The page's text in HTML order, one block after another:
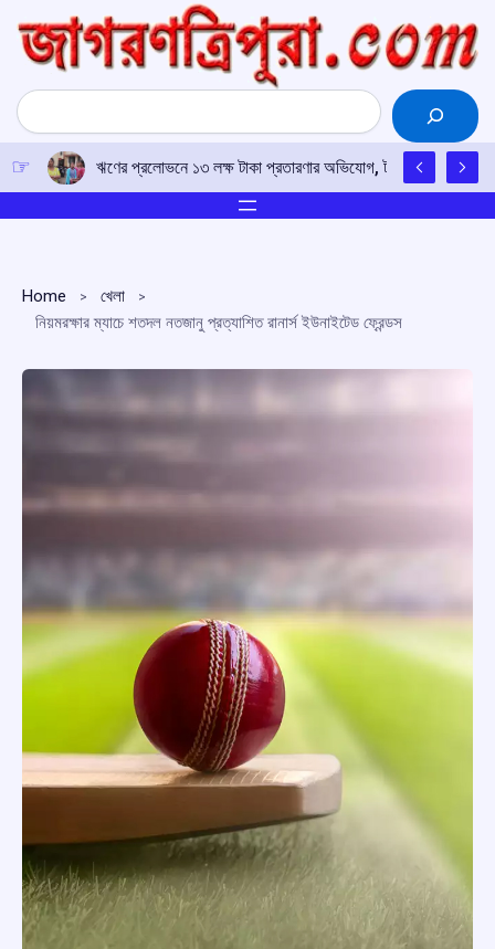
content
Search
ঋণের প্রলোভনে ১৩ লক্ষ টাকা প্রতারণার অভিযোগ, টাকা ফেরতের
Home
খেলা
নিয়মরক্ষার ম্যাচে শতদল নতজানু প্রত্যাশিত রানার্স ইউনাইটেড ফ্রেন্ডস